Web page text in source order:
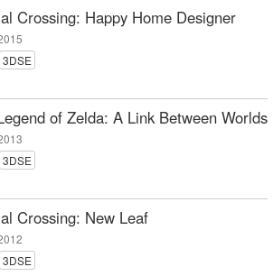
Crossing: Happy Home Designer
3DSE
of Zelda: A Link Between Worlds
3DSE
Crossing: New Leaf
3DSE